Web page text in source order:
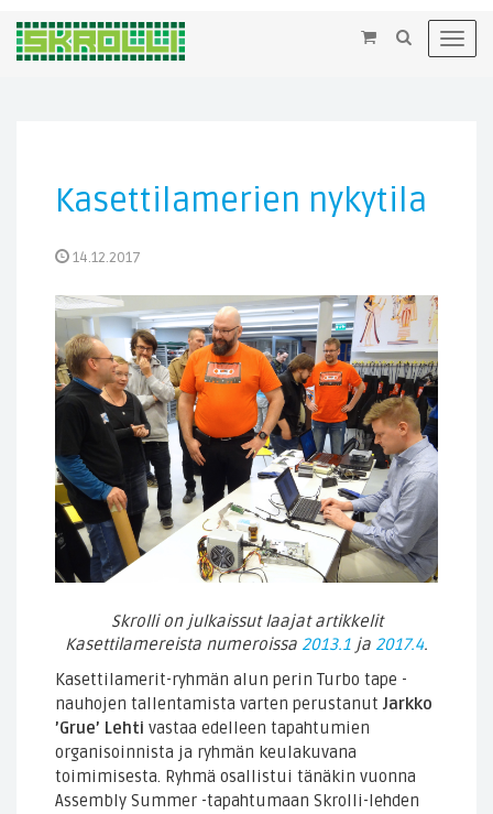
×
Kasettilamerien nykytila
14.12.2017
Skrolli on julkaissut laajat artikkelit
Kasettilamereista numeroissa 2013.1 ja 2017.4.
Kasettilamerit-ryhmän alun perin Turbo tape -
nauhojen tallentamista varten perustanut Jarkko
’Grue’ Lehti vastaa edelleen tapahtumien
organisoinnista ja ryhmän keulakuvana
toimimisesta. Ryhmä osallistui tänäkin vuonna
Assembly Summer -tapahtumaan Skrolli-lehden